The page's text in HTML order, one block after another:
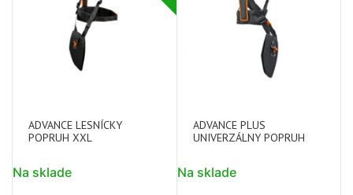
ADVANCE LESNÍCKY
POPRUH XXL
Na sklade
ADVANCE PLUS
UNIVERZÁLNY POPRUH
Na sklade